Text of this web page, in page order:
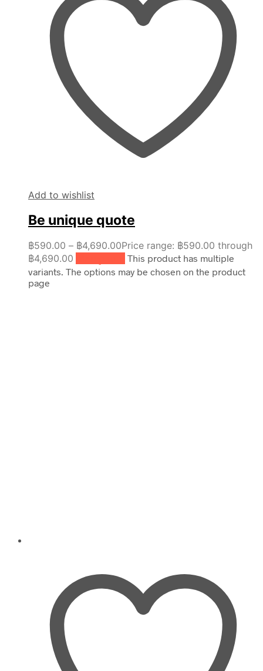
Add to wishlist
Be unique quote
฿590.00 – ฿4,690.00Price range: ฿590.00 through
฿4,690.00
This product has multiple
variants. The options may be chosen on the product
page